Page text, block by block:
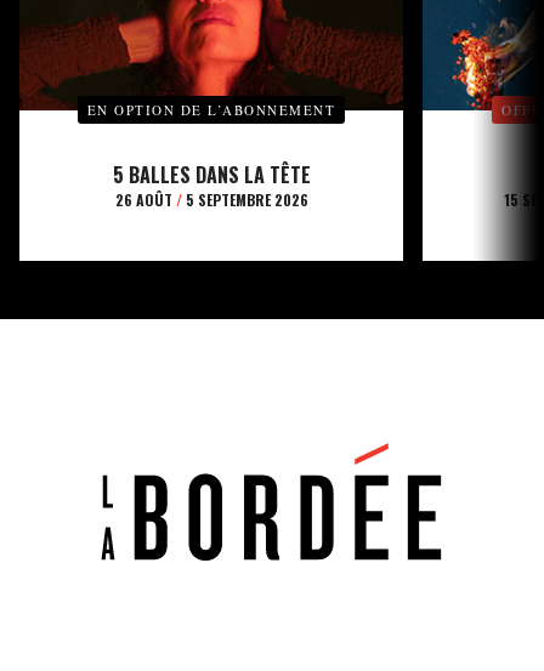
EN OPTION DE L’ABONNEMENT
5 BALLES DANS LA TÊTE
26 AOÛT /5 SEPTEMBRE 2026 15